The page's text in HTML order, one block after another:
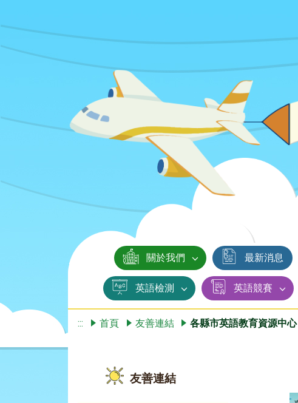
關於我們 最新消息
英語檢測 英語競賽
::: 首頁 友善連結 各縣市英語教育資源中心
友善連結